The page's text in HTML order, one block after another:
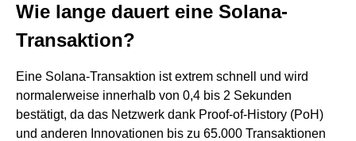
Wie lange dauert eine Solana-
Transaktion?
Eine Solana-Transaktion ist extrem schnell und wird
normalerweise innerhalb von 0,4 bis 2 Sekunden
bestätigt, da das Netzwerk dank Proof-of-History (PoH)
und anderen Innovationen bis zu 65.000 Transaktionen